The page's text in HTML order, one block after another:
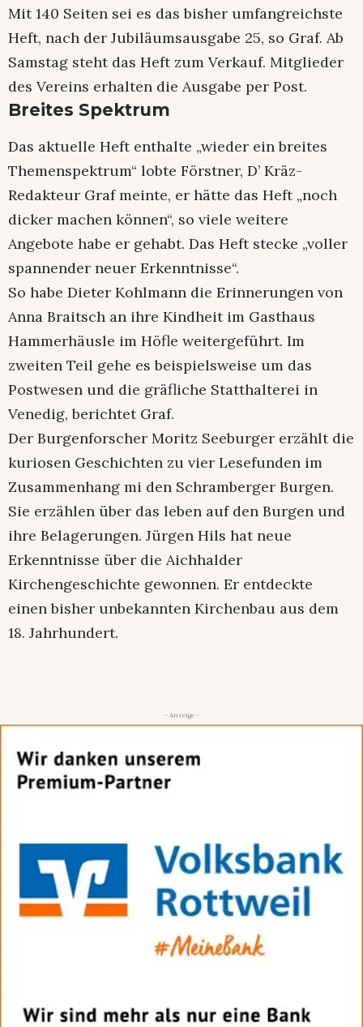
Mit 140 Seiten sei es das bisher umfangreichste
Heft, nach der Jubiläumsausgabe 25, so Graf. Ab
Samstag steht das Heft zum Verkauf. Mitglieder
des Vereins erhalten die Ausgabe per Post.
Breites Spektrum
Das aktuelle Heft enthalte „wieder ein breites
Themenspektrum“ lobte Förstner, D’ Kräz-
Redakteur Graf meinte, er hätte das Heft „noch
dicker machen können“, so viele weitere
Angebote habe er gehabt. Das Heft stecke „voller
spannender neuer Erkenntnisse“.
So habe Dieter Kohlmann die Erinnerungen von
Anna Braitsch an ihre Kindheit im Gasthaus
Hammerhäusle im Höfle weitergeführt. Im
zweiten Teil gehe es beispielsweise um das
Postwesen und die gräfliche Statthalterei in
Venedig, berichtet Graf.
Der Burgenforscher Moritz Seeburger erzählt die
kuriosen Geschichten zu vier Lesefunden im
Zusammenhang mi den Schramberger Burgen.
Sie erzählen über das leben auf den Burgen und
ihre Belagerungen. Jürgen Hils hat neue
Erkenntnisse über die Aichhalder
Kirchengeschichte gewonnen. Er entdeckte
einen bisher unbekannten Kirchenbau aus dem
18. Jahrhundert.
- Anzeige -